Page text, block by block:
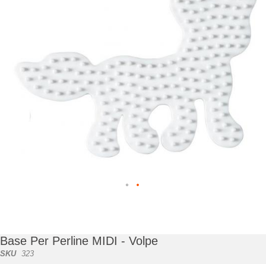
galleria
di
immagini
Base Per Perline MIDI - Volpe
SKU 323